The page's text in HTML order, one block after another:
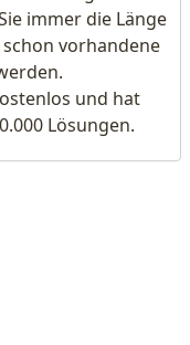
immer die Länge
vorhandene
und hat
Lösungen.